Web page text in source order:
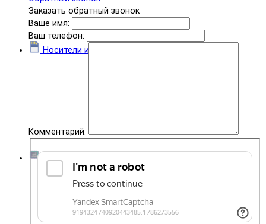
Заказать обратный звонок
Ваше имя:
Ваш телефон:
Комментарий:
Носители информации
Комплектующие